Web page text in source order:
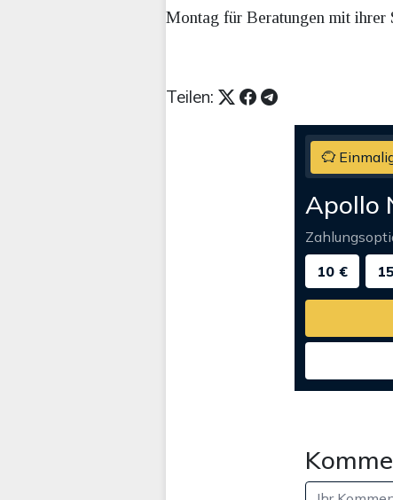
Montag für Beratungen mit ihrer
Teilen:
Apollo
10 €